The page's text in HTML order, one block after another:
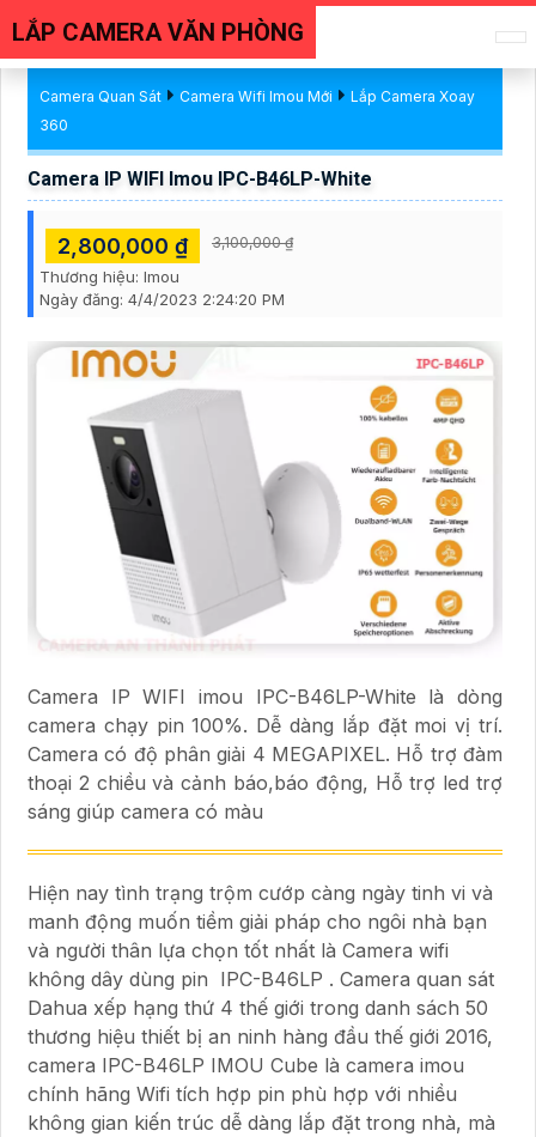
LẮP CAMERA VĂN PHÒNG
Camera Quan Sát Camera Wifi Imou Mới
Lắp Camera Xoay
360
Camera IP WIFI Imou IPC-B46LP-White
2,800,000 ₫ 3,100,000 ₫
Thương hiệu: Imou
Ngày đăng: 4/4/2023 2:24:20 PM
Camera IP WIFI imou IPC-B46LP-White là dòng
camera chạy pin 100%. Dễ dàng lắp đặt moi vị trí.
Camera có độ phân giải 4 MEGAPIXEL. Hỗ trợ đàm
thoại 2 chiều và cảnh báo,báo động, Hỗ trợ led trợ
sáng giúp camera có màu
Hiện nay tình trạng trộm cướp càng ngày tinh vi và
manh động muốn tiềm giải pháp cho ngôi nhà bạn
và người thân lựa chọn tốt nhất là Camera wifi
không dây dùng pin IPC-B46LP . Camera quan sát
Dahua xếp hạng thứ 4 thế giới trong danh sách 50
thương hiệu thiết bị an ninh hàng đầu thế giới 2016,
camera IPC-B46LP IMOU Cube là camera imou
chính hãng Wifi tích hợp pin phù hợp với nhiều
không gian kiến trúc dễ dàng lắp đặt trong nhà, mà